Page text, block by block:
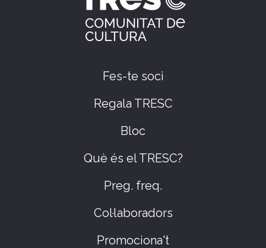
Fes-te soci
Regala TRESC
Bloc
Què és el TRESC?
Preg. freq.
Col·laboradors
Promociona't